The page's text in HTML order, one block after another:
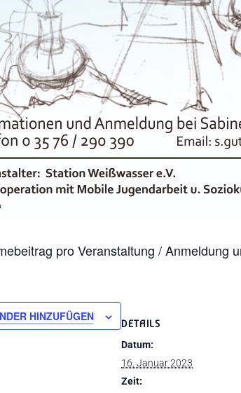
pro Veranstaltung / Anmeldung
HINZUFÜGEN
DETAILS
Datum:
16. Januar 2023
Zeit: